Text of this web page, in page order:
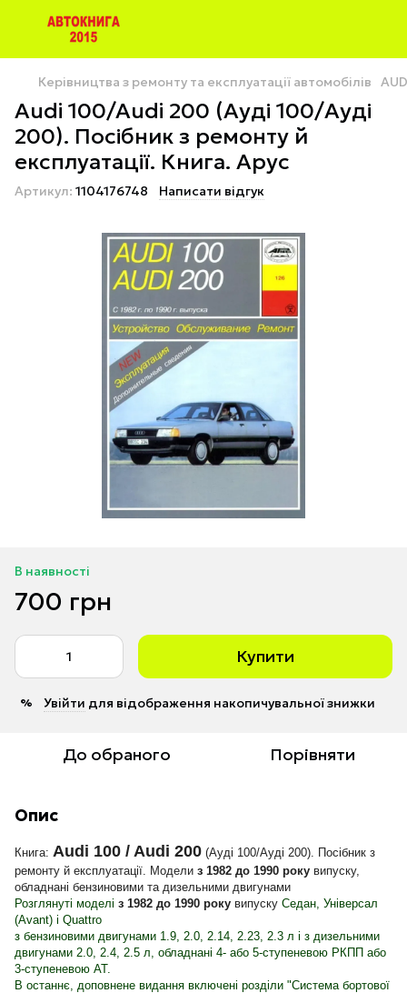
Керівництва з ремонту та експлуатації автомобілів
Audi 100/Audi 200 (Ауді 100/Ауді
200). Посібник з ремонту й
експлуатації. Книга. Арус
Артикул: 1104176748 Написати відгук
В наявності
700 грн
Купити
% Увійти для відображення накопичувальної знижки
До обраного Порівняти
Опис
Книга: Audi 100 / Audi 200 (Ауді 100/Ауді 200). Посібник з
ремонту й експлуатації. Модели з 1982 до 1990 року випуску,
обладнані бензиновими та дизельними двигунами
Розглянуті моделі з 1982 до 1990 року випуску Седан, Універсал
(Avant) і Quattro
з бензиновими двигунами 1.9, 2.0, 2.14, 2.23, 2.3 л і з дизельними
двигунами 2.0, 2.4, 2.5 л, обладнані 4- або 5-ступеневою РКПП або
3-ступеневою АТ.
В останнє, доповнене видання включені розділи "Система бортової